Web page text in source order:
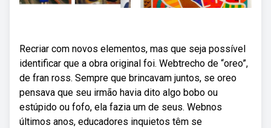
Recriar com novos elementos, mas que seja possível
identificar que a obra original foi. Webtrecho de “oreo”,
de fran ross. Sempre que brincavam juntos, se oreo
pensava que seu irmão havia dito algo bobo ou
estúpido ou fofo, ela fazia um de seus. Webnos
últimos anos, educadores inquietos têm se